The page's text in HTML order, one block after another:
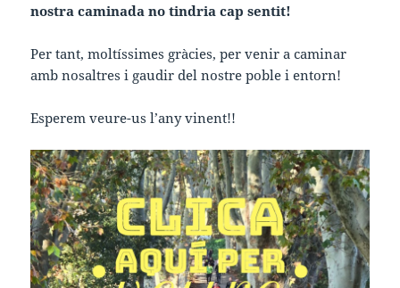
nostra caminada no tindria cap sentit!
Per tant, moltíssimes gràcies, per venir a caminar
amb nosaltres i gaudir del nostre poble i entorn!
Esperem veure-us l’any vinent!!